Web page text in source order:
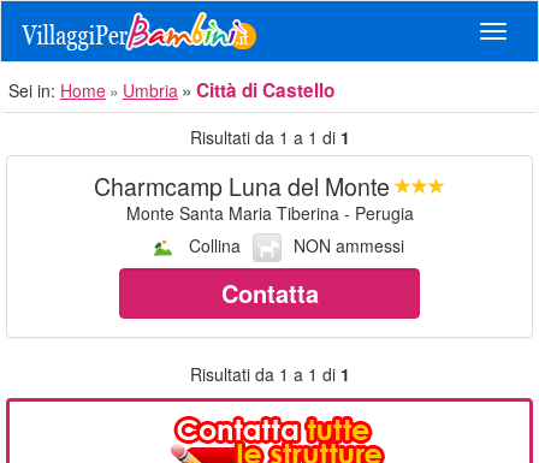
Sei in: Home Umbria Città di Castello
Risultati da 1 a 1 di 1
Charmcamp Luna del Monte
Monte Santa Maria Tiberina - Perugia
Collina
NON ammessi
Contatta
Risultati da 1 a 1 di 1